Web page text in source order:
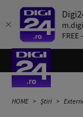
HOME Știri